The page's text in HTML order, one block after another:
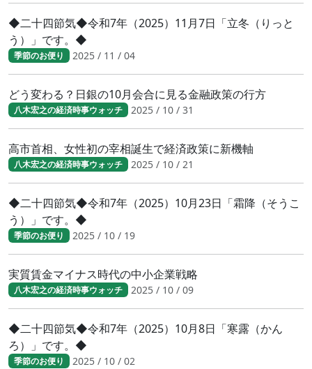
◆二十四節気◆令和7年（2025）11月7日「立冬（りっと
う）」です。◆
季節のお便り 2025 / 11 / 04
どう変わる？日銀の10月会合に見る金融政策の行方
八木宏之の経済時事ウォッチ 2025 / 10 / 31
高市首相、女性初の宰相誕生で経済政策に新機軸
八木宏之の経済時事ウォッチ 2025 / 10 / 21
◆二十四節気◆令和7年（2025）10月23日「霜降（そうこ
う）」です。◆
季節のお便り 2025 / 10 / 19
実質賃金マイナス時代の中小企業戦略
八木宏之の経済時事ウォッチ 2025 / 10 / 09
◆二十四節気◆令和7年（2025）10月8日「寒露（かん
ろ）」です。◆
季節のお便り 2025 / 10 / 02